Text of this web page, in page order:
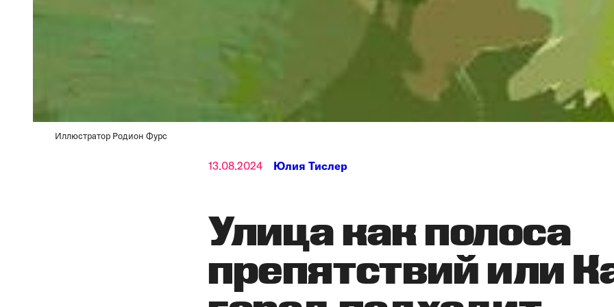
Иллюстратор Родион Фурс
Улица как полоса
препятствий или
13.08.2024 Юлия Тислер